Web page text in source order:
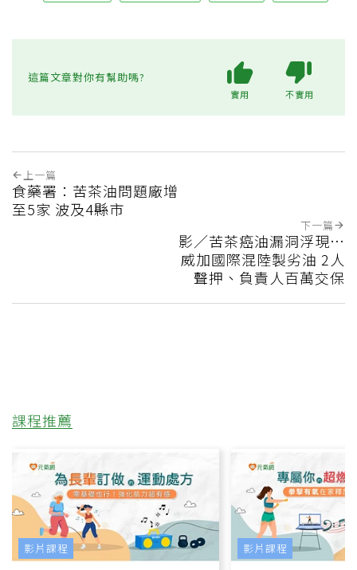
這篇文章對你有幫助嗎?
實用 不實用
上一篇
食藥署：苦茶油問題廠增
至5家 波及4縣市
下一篇
影／苦茶癌油漏洞浮現…
威加國際混陸製劣油 2人
聲押、負責人百萬交保
課程推薦
影片課程 影片課程